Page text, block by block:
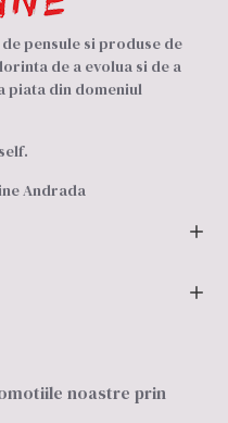
de pensule si produse de
de a evolua si de a
piata din domeniul
Andrada
noastre prin